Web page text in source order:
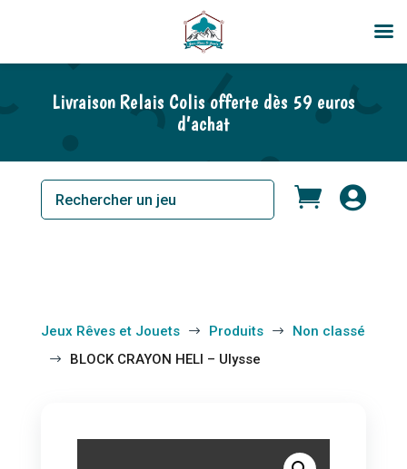
Livraison Relais Colis offerte dès 59 euros
d’achat
 
Jeux Rêves et Jouets $ Produits $ Non classé
$ BLOCK CRAYON HELI – Ulysse